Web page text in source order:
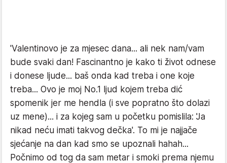
'Valentinovo je za mjesec dana... ali nek nam/vam
bude svaki dan! Fascinantno je kako ti život odnese
i donese ljude... baš onda kad treba i one koje
treba... Ovo je moj No.1 ljud kojem treba dić
spomenik jer me hendla (i sve popratno što dolazi
uz mene)... i za kojeg sam u početku pomislila: 'Ja
nikad neću imati takvog dečka'. To mi je najjače
sjećanje na dan kad smo se upoznali hahah...
Počnimo od tog da sam metar i smoki prema njemu